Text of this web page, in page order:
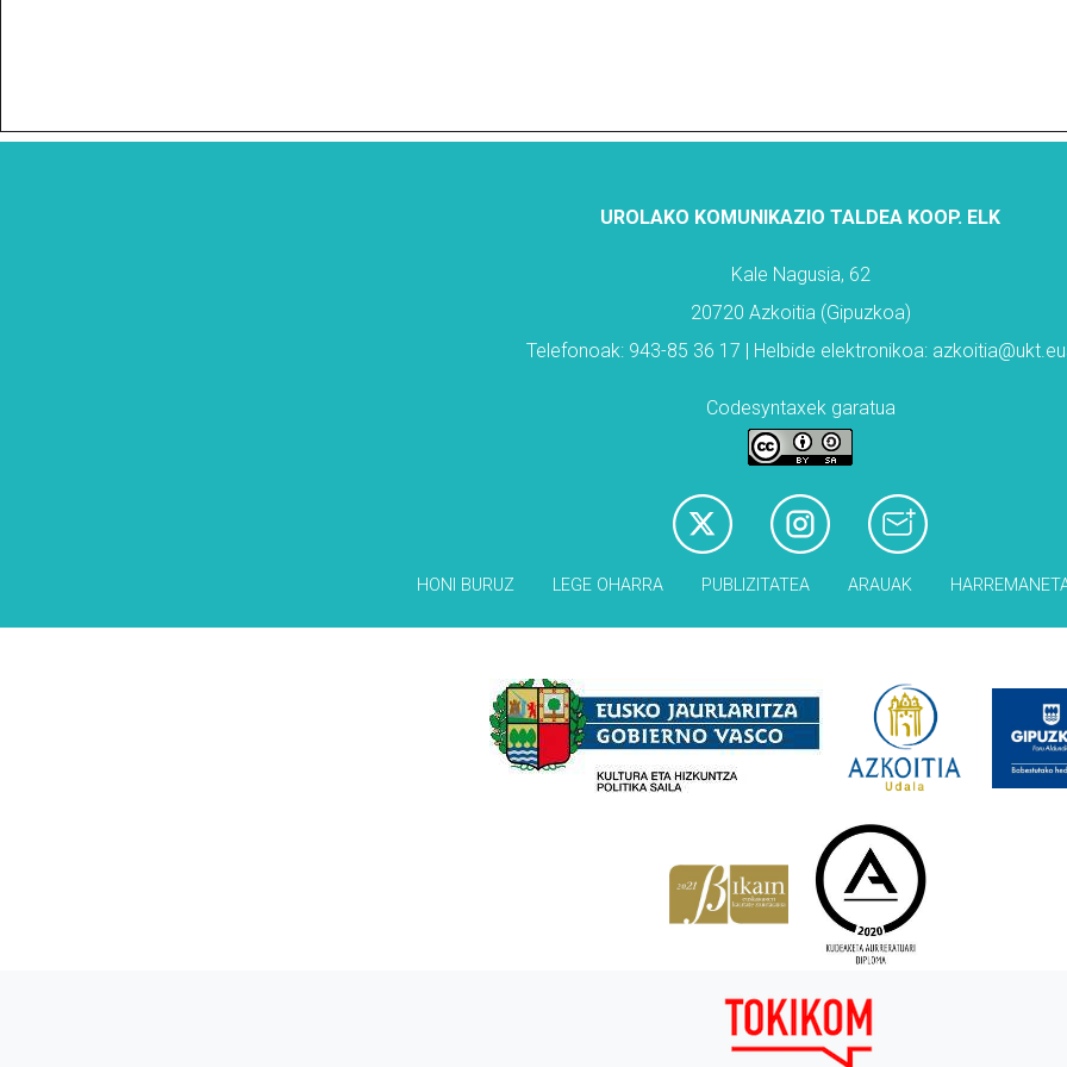
UROLAKO KOMUNIKAZIO TALDEA KOOP. ELK
Kale Nagusia, 62
20720 Azkoitia (Gipuzkoa)
Telefonoak: 943-85 36 17 | Helbide elektronikoa:
Codesyntaxek garatua
HONI BURUZ LEGE OHARRA PUBLIZITATEA ARAUAK